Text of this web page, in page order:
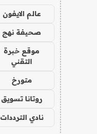
عالم الايفون
صحيفة نهج
موقع خبرة
التقني
متورخ
روتانا تسويق
نادي الترددات